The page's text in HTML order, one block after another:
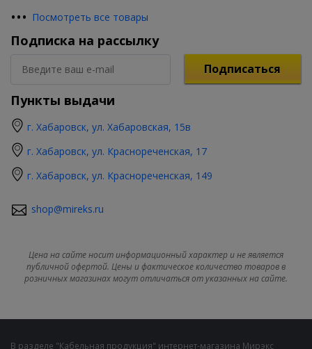
••• Посмотреть все товары
Подписка на рассылку
Подписаться
Пункты выдачи
г. Хабаровск, ул. Хабаровская, 15в
г. Хабаровск, ул. Краснореченская, 17
г. Хабаровск, ул. Краснореченская, 149
shop@mireks.ru
Цена на сайте носит информационный характер и не является
публичной офертой. Цены и фактическое количество товаров в
розничных магазинах могут отличаться от указанных на сайте.
В разделе "Кабельная продукция" интернет-магазина Мирэкс